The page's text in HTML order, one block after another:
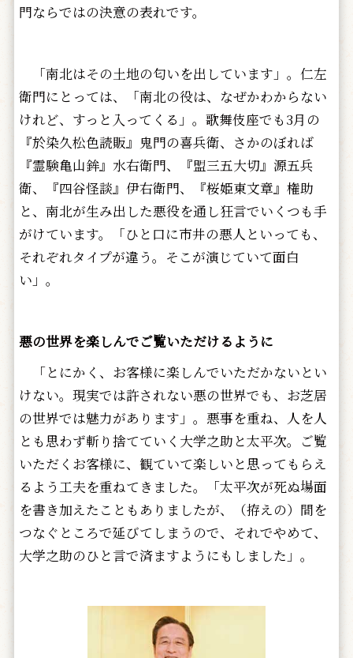
門ならではの決意の表れです。
「南北はその土地の匂いを出しています」。仁左
衛門にとっては、「南北の役は、なぜかわからない
けれど、すっと入ってくる」。歌舞伎座でも3月の
『於染久松色読販』鬼門の喜兵衛、さかのぼれば
『霊験亀山鉾』水右衛門、『盟三五大切』源五兵
衛、『四谷怪談』伊右衛門、『桜姫東文章』権助
と、南北が生み出した悪役を通し狂言でいくつも手
がけています。「ひと口に市井の悪人といっても、
それぞれタイプが違う。そこが演じていて面白
い」。
悪の世界を楽しんでご覧いただけるように
「とにかく、お客様に楽しんでいただかないとい
けない。現実では許されない悪の世界でも、お芝居
の世界では魅力があります」。悪事を重ね、人を人
とも思わず斬り捨てていく大学之助と太平次。ご覧
いただくお客様に、観ていて楽しいと思ってもらえ
るよう工夫を重ねてきました。「太平次が死ぬ場面
を書き加えたこともありましたが、（拵えの）間を
つなぐところで延びてしまうので、それでやめて、
大学之助のひと言で済ますようにもしました」。